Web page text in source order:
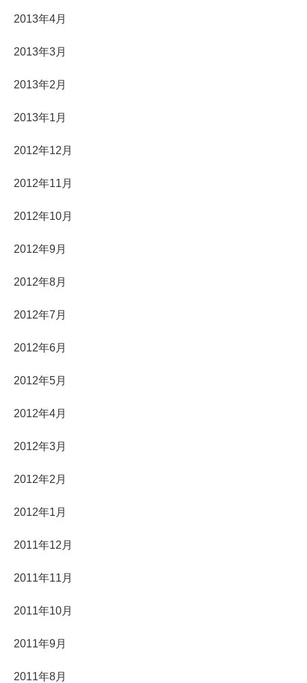
2013年4月
2013年3月
2013年2月
2013年1月
2012年12月
2012年11月
2012年10月
2012年9月
2012年8月
2012年7月
2012年6月
2012年5月
2012年4月
2012年3月
2012年2月
2012年1月
2011年12月
2011年11月
2011年10月
2011年9月
2011年8月